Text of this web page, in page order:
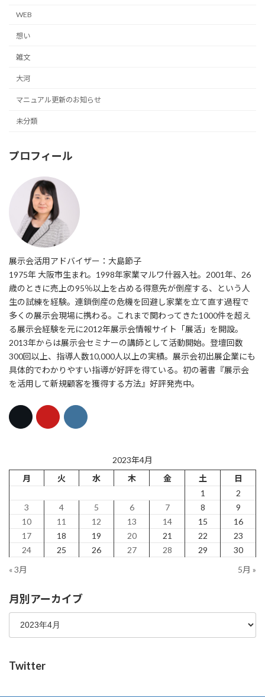
WEB
想い
雑文
大河
マニュアル更新のお知らせ
未分類
プロフィール
展示会活用アドバイザー：大島節子
1975年 大阪市生まれ。1998年家業マルワ什器入社。2001年、26
歳のときに売上の95％以上を占める得意先が倒産する、という人
生の試練を経験。連鎖倒産の危機を回避し家業を立て直す過程で
多くの展示会現場に携わる。これまで関わってきた1000件を超え
る展示会経験を元に2012年展示会情報サイト「展活」を開設。
2013年からは展示会セミナーの講師として活動開始。登壇回数
300回以上、指導人数10,000人以上の実績。展示会初出展企業にも
具体的でわかりやすい指導が好評を得ている。初の著書『展示会
を活用して新規顧客を獲得する方法』好評発売中。
2023年4月
月
火 水 木 金 土
日
1
2
3
4 5 6 7 8
9
10
11 12 13 14 15
16
17
18 19 20 21 22
23
24
25 26 27 28 29
30
« 3月
5月 »
月別アーカイブ
Twitter